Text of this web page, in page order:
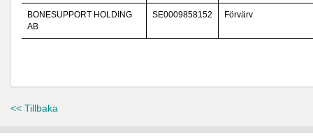
BONESUPPORT HOLDING
AB
SE0009858152 Förvärv
<< Tillbaka